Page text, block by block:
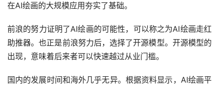
在AI绘画的大规模应用夯实了基础。
前浪的努力证明了AI绘画的可能性，可以称之为AI绘画走红
助推器。也正是前浪努力后，选择了开源模型。开源模型的
出现，意味着后来者可以快速越过从业门槛。
国内的发展时间和海外几乎无异。根据资料显示，AI绘画平